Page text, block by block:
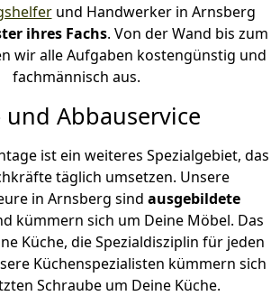
und Handwerker in Arnsberg
ihres Fachs. Von der Wand bis zum
wir alle Aufgaben kostengünstig und
fachmännisch aus.
und Abbauservice
ist ein weiteres Spezialgebiet, das
täglich umsetzen. Unsere
in Arnsberg sind ausgebildete
kümmern sich um Deine Möbel. Das
Küche, die Spezialdisziplin für jeden
Küchenspezialisten kümmern sich
Schraube um Deine Küche.